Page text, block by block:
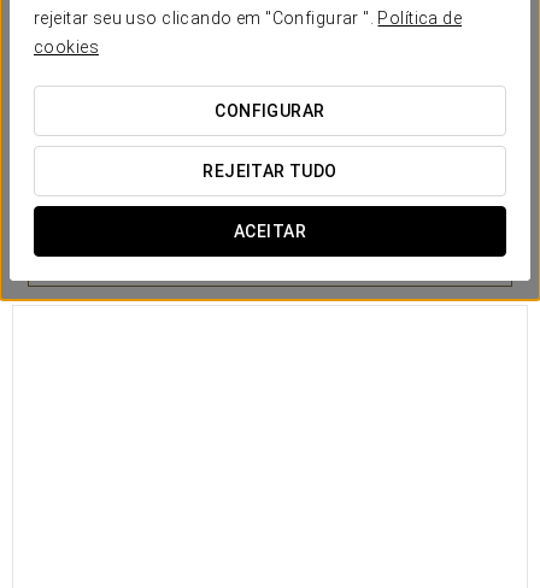
rejeitar seu uso clicando em "Configurar ". Política de
cookies
CONFIGURAR
REJEITAR TUDO
ACEITAR
SERVIÇOS EM DESTAQUE
Quartos
Minibar
despertar